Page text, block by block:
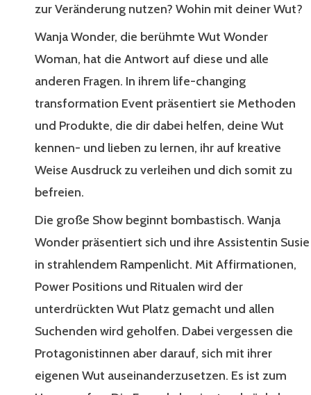
zur Veränderung nutzen? Wohin mit deiner Wut?
Wanja Wonder, die berühmte Wut Wonder
Woman, hat die Antwort auf diese und alle
anderen Fragen. In ihrem life-changing
transformation Event präsentiert sie Methoden
und Produkte, die dir dabei helfen, deine Wut
kennen- und lieben zu lernen, ihr auf kreative
Weise Ausdruck zu verleihen und dich somit zu
befreien.
Die große Show beginnt bombastisch. Wanja
Wonder präsentiert sich und ihre Assistentin Susie
in strahlendem Rampenlicht. Mit Affirmationen,
Power Positions und Ritualen wird der
unterdrückten Wut Platz gemacht und allen
Suchenden wird geholfen. Dabei vergessen die
Protagonistinnen aber darauf, sich mit ihrer
eigenen Wut auseinanderzusetzen. Es ist zum